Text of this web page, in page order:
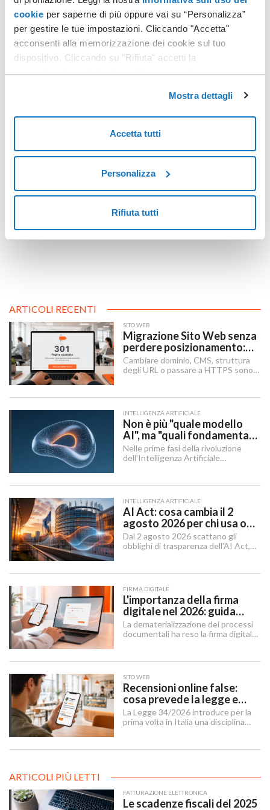
cookie per saperne di più oppure vai su “Personalizza”
per gestire le tue impostazioni. Cliccando "Accetta"
acconsenti alla memorizzazione dei cookie sul tuo
dispositivo. Cliccando su "Rifiuta" accetti la
memorizzazione dei soli cookie necessari.
Mostra dettagli
Accetta tutti
Personalizza
Rifiuta tutti
SPID
delle future mamme al settimo mese di gravidanza o alla fine
Leggi tutto
ARTICOLI RECENTI
SITO WEB
Migrazione Sito Web senza
perdere posizionamento:
Redirect 301, URL e
Checklist SEO
Cambiare dominio, CMS, struttura
degli URL o passare a HTTPS sono i
ricerca.
INTELLIGENZA ARTIFICIALE
Non è più "quale modello
AI", ma "quali fondamenta":
dati, infrastruttura,
governance
Nelle prime fasi della rivoluzione
dell'Intelligenza Artificiale
"Quale modello dobbiamo usare?".
INTELLIGENZA ARTIFICIALE
AI Act: cosa cambia il 2
agosto 2026 per chi usa o
integra l'AI
Dal 2 agosto 2026 scattano gli
obblighi di trasparenza dell'AI Act,
rinviato quelli sui sistemi ad alto
FIRMA DIGITALE
L'importanza della firma
digitale nel 2026: guida
completa per aziende e
professionisti
La dematerializzazione dei processi
documentali ha reso la firma digitale
SITO WEB
Recensioni online false:
cosa prevede la legge e
cosa possono fare le
imprese
La Legge 34/2026 introduce per la
prima volta in Italia una disciplina
ristorazione e del turismo.
ARTICOLI PIÙ LETTI
FATTURAZIONE ELETTRONICA
Le scadenze fiscali del 2025